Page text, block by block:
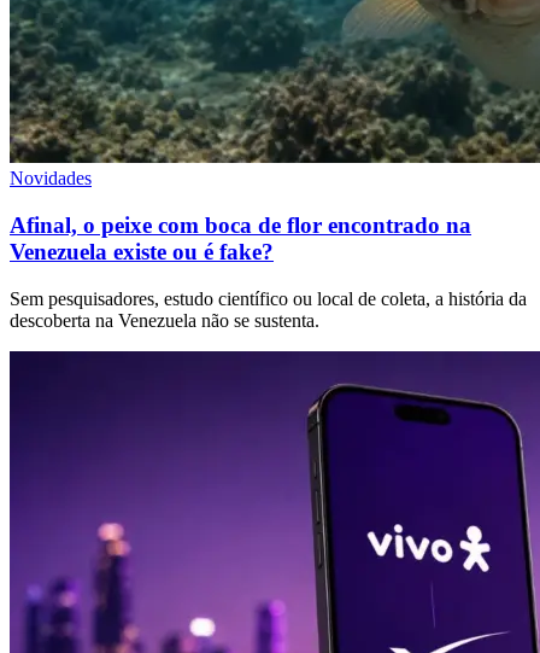
Novidades
Afinal, o peixe com boca de flor encontrado na
Venezuela existe ou é fake?
Sem pesquisadores, estudo científico ou local de coleta, a história da
descoberta na Venezuela não se sustenta.